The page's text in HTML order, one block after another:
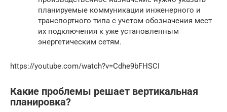
планируемые коммуникации инженерного и
транспортного типа с учетом обозначения мест
их подключения к уже установленным
энергетическим сетям.
https://youtube.com/watch?v=Cdhe9bFHSCI
Какие проблемы решает вертикальная
планировка?